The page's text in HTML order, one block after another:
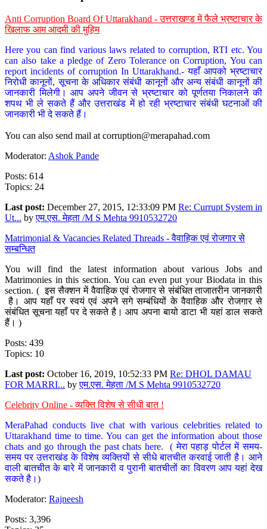
Anti Corruption Board Of Uttarakhand - उत्तराखण्ड में फैले भ्रष्टाचार के
खिलाफ आम आदमी की मुहिम
Here you can find various laws related to corruption, RTI etc. You
can also take a pledge of Zero Tolerance on Corruption, You can
report incidents of corruption In Uttarakhand.- यहाँ आपको भ्रष्टाचार
निरोधी कानूनों, सूचना के अधिकार संबंधी कानूनों और अन्य संबंधी कानूनों की
जानकारी मिलेगी। आप अपने जीवन से भ्रष्टाचार को पूर्णतया निकालने की
शपथ भी ले सकते हैं और उत्तराखंड में हो रही भ्रष्टाचार संबंधी घटनाओं की
जानकारी भी दे सकते हैं।
You can also send mail at corruption@merapahad.com
Moderator: Ashok Pande
Posts: 614
Topics: 24
Last post: December 27, 2015, 12:33:09 PM Re: Currupt System in
Ut... byएम.एस. मेहता /M S Mehta 9910532720
Matrimonial & Vacancies Related Threads - वैवाहिक एवं रोजगार से
सम्बन्धित
You will find the latest information about various Jobs and
Matrimonies in this section. You can even put your Biodata in this
section. ( इस सैक्शन में वैवाहिक एवं रोजगार से संबंधित ताजातरीन जानकारी
है। आप यहाँ पर स्वयं एवं अपने सगे सम्बंधियों के वैवाहिक और रोजगार से
संबंधित सूचना यहाँ पर दे सकते है। आप अपना बायो डाटा भी यहां डाल सकते
हैं। )
Posts: 439
Topics: 10
Last post: October 16, 2019, 10:52:33 PM Re: DHOL DAMAU
FOR MARRI... byएम.एस. मेहता /M S Mehta 9910532720
Celebrity Online - व्यक्ति विशेष से सीधी बात !
MeraPahad conducts live chat with various celebrities related to
Uttarakhand time to time. You can get the information about those
chats and go through the past chats here. ( मेरा पहाड़ पोर्टल में समय-
समय पर उत्तराखंड के विशेष व्यक्तियों से सीधे बातचीत करवाई जाती है। आने
वाली बातचीत के बारे में जानकारी व पुरानी बातचीतों का विवरण आप यहां देख
सकते है।)
Moderator: Rajneesh
Posts: 3,396